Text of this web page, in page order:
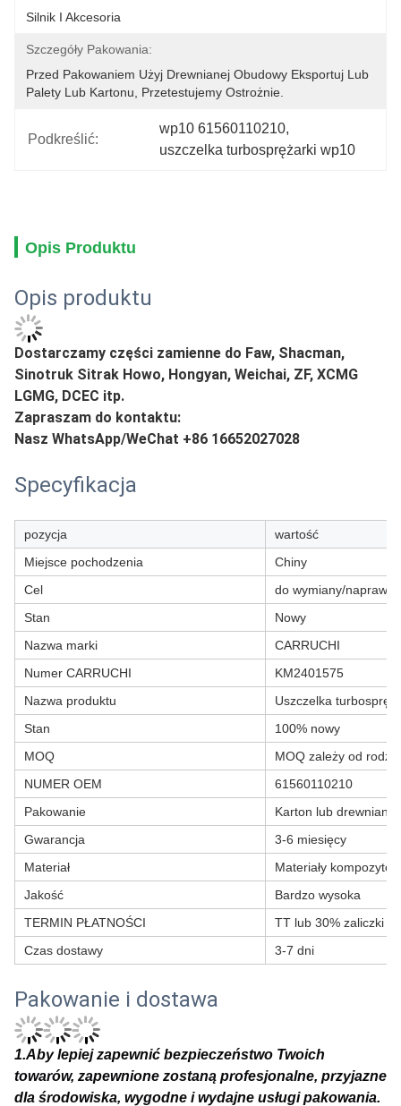
Silnik I Akcesoria
Szczegóły Pakowania:
Przed Pakowaniem Użyj Drewnianej Obudowy Eksportuj Lub
Palety Lub Kartonu, Przetestujemy Ostrożnie.
Podkreślić:
wp10 61560110210,
uszczelka turbosprężarki wp10
Opis Produktu
Opis produktu
Dostarczamy części zamienne do Faw, Shacman,
Sinotruk Sitrak Howo, Hongyan, Weichai, ZF, XCMG
LGMG, DCEC itp.
Zapraszam do kontaktu:
Nasz WhatsApp/WeChat +86 16652027028
Specyfikacja
pozycja
wartość
Miejsce pochodzenia
Chiny
Cel
do wymiany/naprawy
Stan
Nowy
Nazwa marki
CARRUCHI
Numer CARRUCHI
KM2401575
Nazwa produktu
Uszczelka
Stan
100% nowy
MOQ
MOQ zależy od
NUMER OEM
61560110210
Pakowanie
Karton lub drewniana
Gwarancja
3-6 miesięcy
Materiał
Materiały
Jakość
Bardzo wysoka
TERMIN PŁATNOŚCI
TT lub 30% zaliczki
Czas dostawy
3-7 dni
Pakowanie i dostawa
1.Aby lepiej zapewnić bezpieczeństwo Twoich
towarów, zapewnione zostaną profesjonalne, przyjazne
dla środowiska, wygodne i wydajne usługi pakowania.